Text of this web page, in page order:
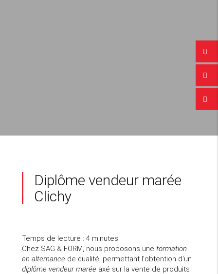
Diplôme vendeur marée
Clichy
Temps de lecture : 4 minutes
Chez SAG & FORM, nous proposons une formation
en alternance de qualité, permettant l'obtention d'un
diplôme vendeur marée axé sur la vente de produits